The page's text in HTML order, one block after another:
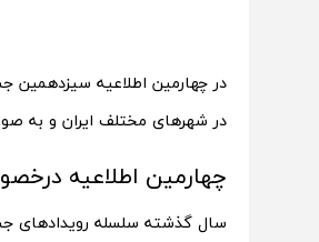
در چهارمین اطلاعیه سیزدهمین
در شهرهای مختلف ایران و به
چهارمین اطلاعیه
سال گذشته سلسله رویدادهای